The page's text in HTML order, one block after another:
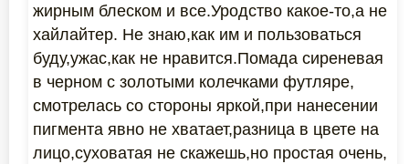
жирным блеском и все.Уродство какое-то,а не
хайлайтер. Не знаю,как им и пользоваться
буду,ужас,как не нравится.Помада сиреневая
в черном с золотыми колечками футляре,
смотрелась со стороны яркой,при нанесении
пигмента явно не хватает,разница в цвете на
лицо,суховатая не скажешь,но простая очень,